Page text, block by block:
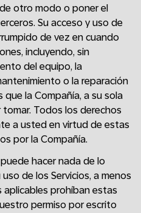
otro modo o poner el
Su acceso y uso de
de vez en cuando
incluyendo, sin
del equipo, la
o la reparación
que la Compañía, a su sola
Todos los derechos
a usted en virtud de estas
por la Compañía.
hacer nada de lo
de los Servicios, a menos
aplicables prohíban estas
permiso por escrito